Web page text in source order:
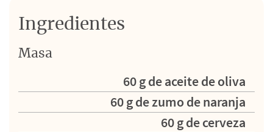
Ingredientes
Masa
60 g de aceite de oliva
60 g de zumo de naranja
60 g de cerveza